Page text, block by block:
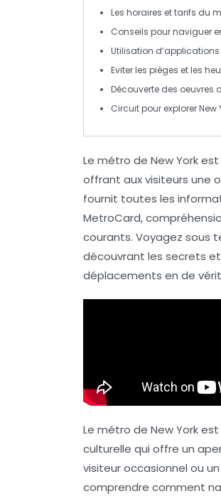
Les horaires ettarifs du
Conseils pour naviguer
Utilisation d’applications
Eviter les pièges et les
Découverte des oeuvres
Circuit pour explorerNew
Le métro de New Yorkest
offrant aux visiteurs une
fournit toutes les
MetroCard,
courants. Voyagez sous
découvrant les secrets et
déplacements en de
Le métro de New York
culturelle qui offre un
visiteur occasionnel ou
comprendre comment